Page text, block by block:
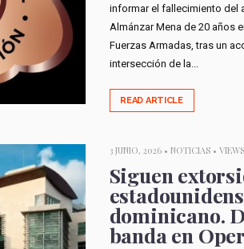
informar el fallecimiento del
Almánzar Mena de 20 años
Fuerzas Armadas, tras un
intersección de la...
READ ARTICLE
3 JUNIO, 2026 • NOTICIAS•
Siguen
dominicano.
banda en